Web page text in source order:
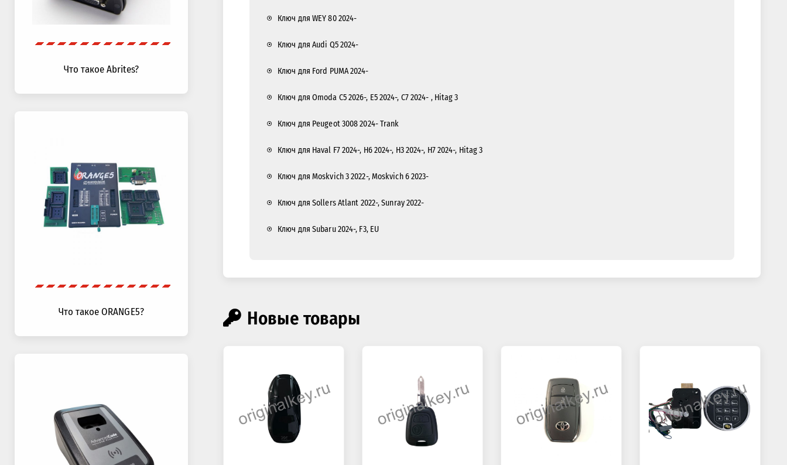
Что такое Abrites?
Что такое ORANGE5?
Ключ для WEY 80 2024-
Ключ для Audi Q5 2024-
Ключ для Ford PUMA 2024-
Ключ для Omoda C5 2026-, E5 2024-, C7 2024- , Hitag 3
Ключ для Peugeot 3008 2024- Trank
Ключ для Haval F7 2024-, H6 2024-, H3 2024-, H7 2024-, Hitag 3
Ключ для Moskvich 3 2022-, Moskvich 6 2023-
Ключ для Sollers Atlant 2022-, Sunray 2022-
Ключ для Subaru 2024-, F3, EU
Новые товары